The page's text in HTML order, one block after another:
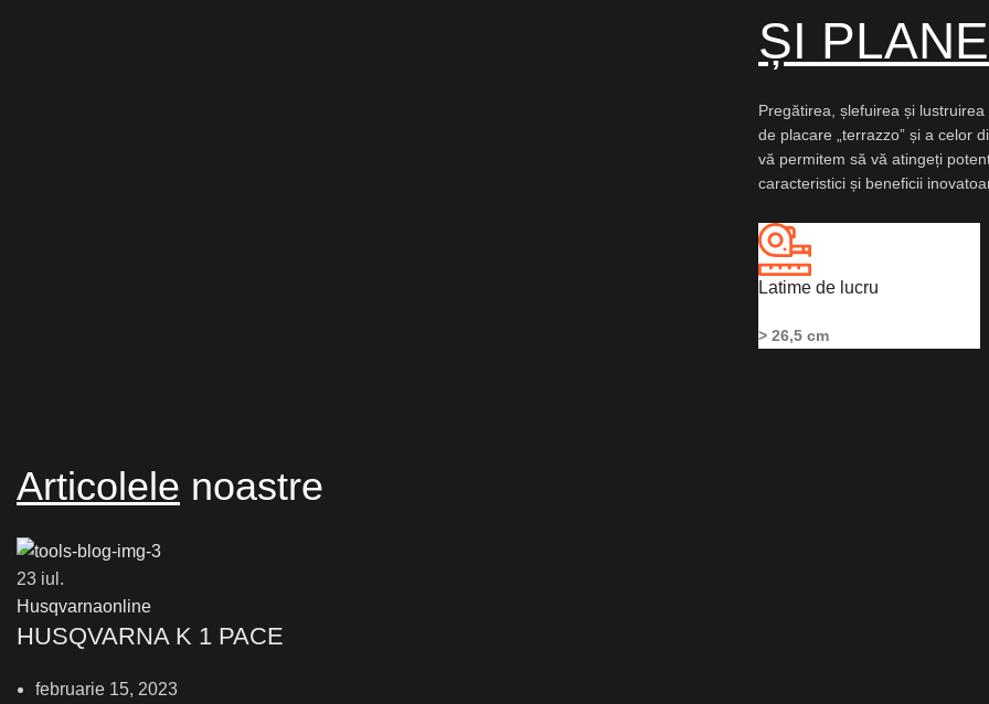
ȘI
Pregătirea, șlefuirea și
de placare „terrazzo” și a celor
vă permitem să vă atingeți
caracteristici și beneficii
Latime de lucru
> 26,5 cm
Articolele noastre
23 iul.
Husqvarnaonline
HUSQVARNA K 1 PACE
februarie 15, 2023